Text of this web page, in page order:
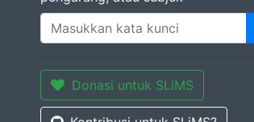
Donasi untuk SLiMS